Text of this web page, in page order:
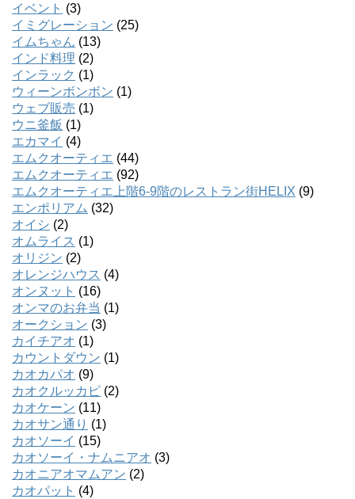
イベント (3)
イミグレーション (25)
イムちゃん (13)
インド料理 (2)
インラック (1)
ウィーンボンボン (1)
ウェブ販売 (1)
ウニ釜飯 (1)
エカマイ (4)
エムクオーティエ (44)
エムクオーティエ (92)
エムクオーティエ上階6-9階のレストラン街HELIX (9)
エンポリアム (32)
オイシ (2)
オムライス (1)
オリジン (2)
オレンジハウス (4)
オンヌット (16)
オンマのお弁当 (1)
オークション (3)
カイチアオ (1)
カウントダウン (1)
カオカパオ (9)
カオクルッカピ (2)
カオケーン (11)
カオサン通り (1)
カオソーイ (15)
カオソーイ・ナムニアオ (3)
カオニアオマムアン (2)
カオパット (4)